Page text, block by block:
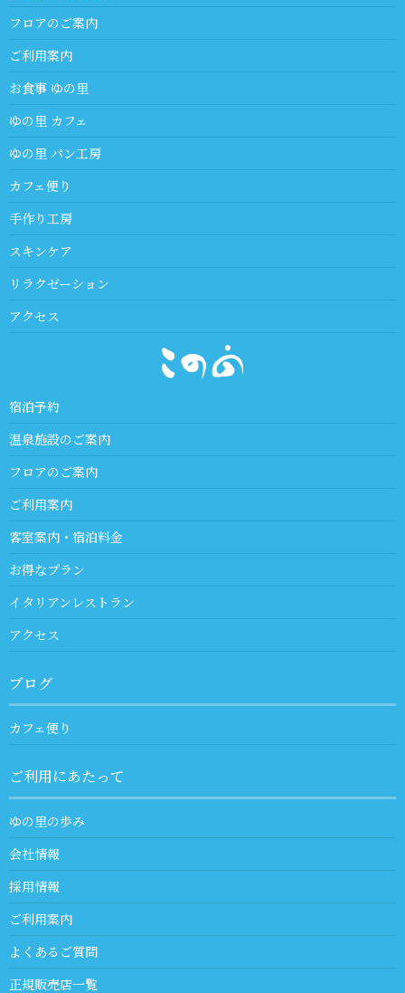
フロアのご案内
ご利用案内
お食事 ゆの里
ゆの里 カフェ
ゆの里 パン工房
カフェ便り
手作り工房
スキンケア
リラクゼーション
アクセス
宿泊予約
温泉施設のご案内
フロアのご案内
ご利用案内
客室案内・宿泊料金
お得なプラン
イタリアンレストラン
アクセス
ブログ
カフェ便り
ご利用にあたって
ゆの里の歩み
会社情報
採用情報
ご利用案内
よくあるご質問
正規販売店一覧